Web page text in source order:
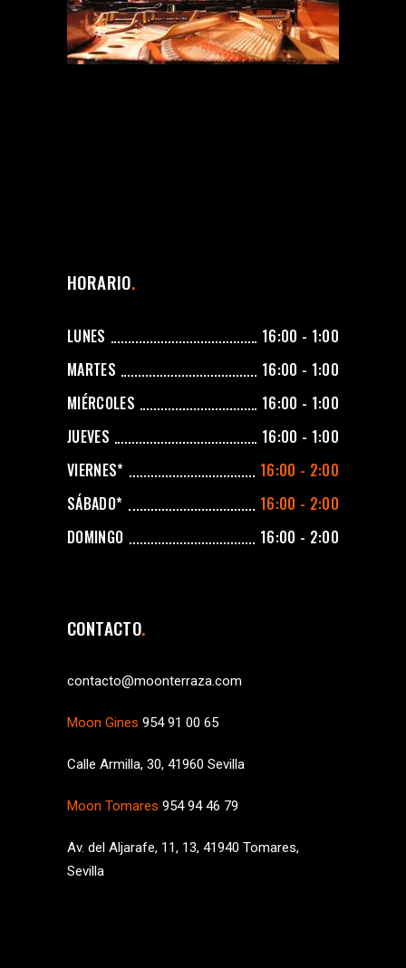
HORARIO
LUNES
16:00 - 1:00
MARTES
16:00 - 1:00
MIÉRCOLES
16:00 - 1:00
JUEVES
16:00 - 1:00
VIERNES*
16:00 - 2:00
SÁBADO*
16:00 - 2:00
DOMINGO
16:00 - 2:00
CONTACTO
contacto@moonterraza.com
Moon Gines 954 91 00 65
Calle Armilla, 30, 41960 Sevilla
Moon Tomares 954 94 46 79
Av. del Aljarafe, 11, 13, 41940 Tomares,
Sevilla